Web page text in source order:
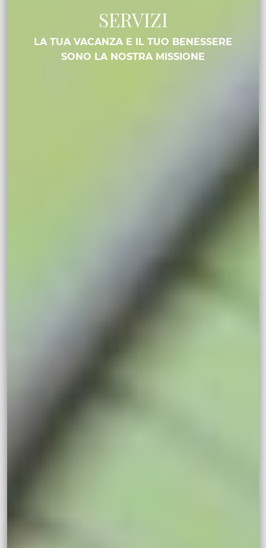
SERVIZI
LA TUA VACANZA E IL TUO BENESSERE
SONO LA NOSTRA MISSIONE